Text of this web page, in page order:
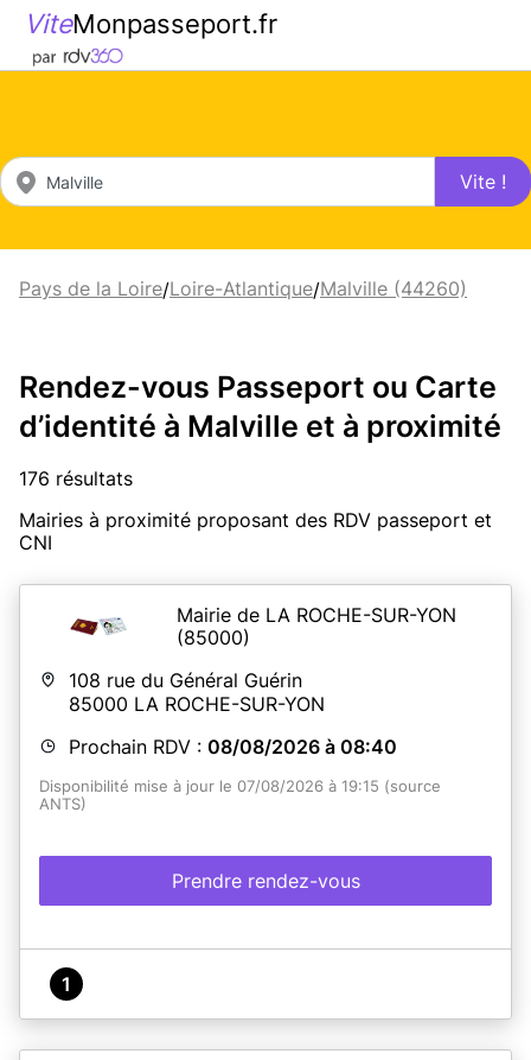
ViteMonpasseport.fr
Vite !
Pays de la Loire/Loire-Atlantique/Malville (44260)
Rendez-vous Passeport ou Carte
d’identité à Malville et à proximité
176 résultats
Mairies à proximité proposant des RDV passeport et
CNI
Mairie de LA ROCHE-SUR-YON
(85000)
108 rue du Général Guérin
85000 LA ROCHE-SUR-YON
Prochain RDV : 08/08/2026 à 08:40
Disponibilité mise à jour le 07/08/2026 à 19:15 (source
ANTS)
Prendre rendez-vous
1